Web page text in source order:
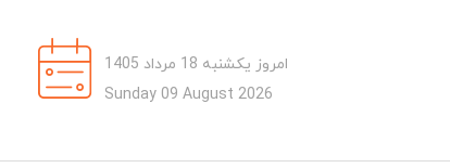
امروز یکشنبه 18 مرداد 1405
Sunday 09 August 2026